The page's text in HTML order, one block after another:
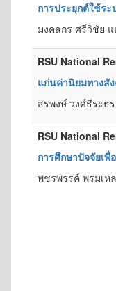
การประยุกต์ใช้ร
มงคลกร ศรีวิชัย
RSU National
แก่นค่านิยมทางสั
สรพงษ์ วงศ์ธีระธ
RSU National
การศึกษาปัจจัยเ
พชรพรรค์ พรมเ